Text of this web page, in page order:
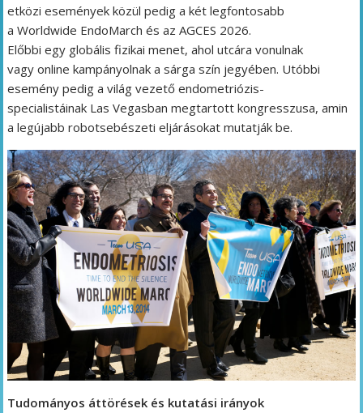
etközi események közül pedig a két legfontosabb
a Worldwide EndoMarch és az AGCES 2026.
Előbbi egy globális fizikai menet, ahol utcára vonulnak
vagy online kampányolnak a sárga szín jegyében. Utóbbi
esemény pedig a világ vezető endometriózis-
specialistáinak Las Vegasban megtartott kongresszusa, amin
a legújabb robotsebészeti eljárásokat mutatják be.
Tudományos áttörések és kutatási irányok